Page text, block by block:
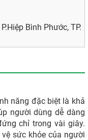
Bình Phước, TP.
năng đặc biệt là khả
người dùng dễ dàng
chỉ trong vài giây.
sức khỏe của người